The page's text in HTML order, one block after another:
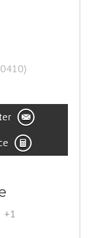
+1